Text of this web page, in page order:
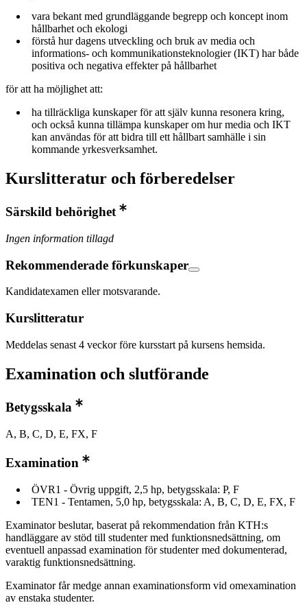
vara bekant med grundläggande begrepp och koncept inom
hållbarhet och ekologi
förstå hur dagens utveckling och bruk av media och
informations- och kommunikationsteknologier (IKT) har både
positiva och negativa effekter på hållbarhet
för att ha möjlighet att:
ha tillräckliga kunskaper för att själv kunna resonera kring,
och också kunna tillämpa kunskaper om hur media och IKT
kan användas för att bidra till ett hållbart samhälle i sin
kommande yrkesverksamhet.
Kurslitteratur och förberedelser
Särskild behörighet
Ingen information tillagd
Rekommenderade förkunskaper
Kandidatexamen eller motsvarande.
Kurslitteratur
Meddelas senast 4 veckor före kursstart på kursens hemsida.
Examination och slutförande
Betygsskala
A, B, C, D, E, FX, F
Examination
ÖVR1 - Övrig uppgift, 2,5 hp, betygsskala: P, F
TEN1 - Tentamen, 5,0 hp, betygsskala: A, B, C, D, E, FX, F
Examinator beslutar, baserat på rekommendation från KTH:s
handläggare av stöd till studenter med funktionsnedsättning, om
eventuell anpassad examination för studenter med dokumenterad,
varaktig funktionsnedsättning.
Examinator får medge annan examinationsform vid omexamination
av enstaka studenter.